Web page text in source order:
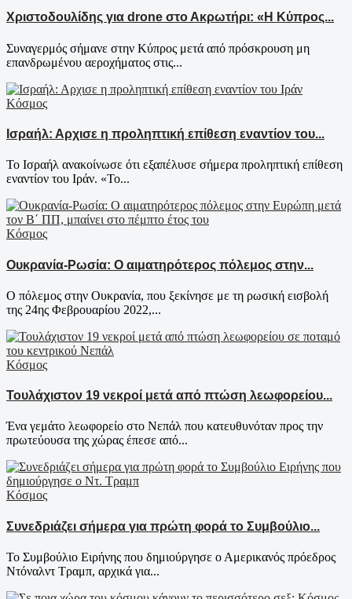
Χριστοδουλίδης για drone στο Ακρωτήρι: «Η Κύπρος...
Συναγερμός σήμανε στην Κύπρος μετά από πρόσκρουση μη
επανδρωμένου αεροχήματος στις...
Κόσμος
Ισραήλ: Αρχισε η προληπτική επίθεση εναντίον του...
Το Ισραήλ ανακοίνωσε ότι εξαπέλυσε σήμερα προληπτική επίθεση
εναντίον του Ιράν. «Το...
Κόσμος
Ουκρανία-Ρωσία: Ο αιματηρότερος πόλεμος στην...
Ο πόλεμος στην Ουκρανία, που ξεκίνησε με τη ρωσική εισβολή
της 24ης Φεβρουαρίου 2022,...
Κόσμος
Τουλάχιστον 19 νεκροί μετά από πτώση λεωφορείου...
Ένα γεμάτο λεωφορείο στο Νεπάλ που κατευθυνόταν προς την
πρωτεύουσα της χώρας έπεσε από...
Κόσμος
Συνεδριάζει σήμερα για πρώτη φορά το Συμβούλιο...
Το Συμβούλιο Ειρήνης που δημιούργησε ο Αμερικανός πρόεδρος
Ντόναλντ Τραμπ, αρχικά για...